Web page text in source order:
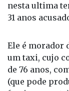
nesta ultima
31 anos
Ele é morador
um taxi, cujo
de 76 anos,
(que pode